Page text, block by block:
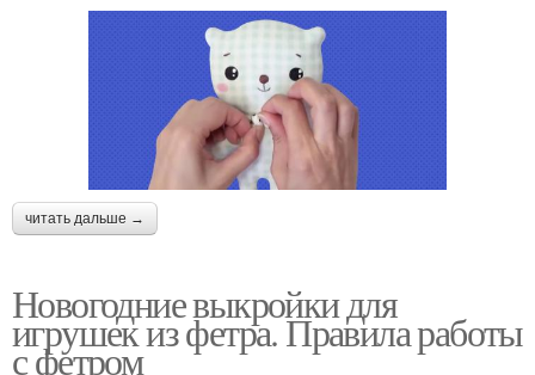
читать дальше →
Новогодние выкройки для
игрушек из фетра. Правила работы
с фетром